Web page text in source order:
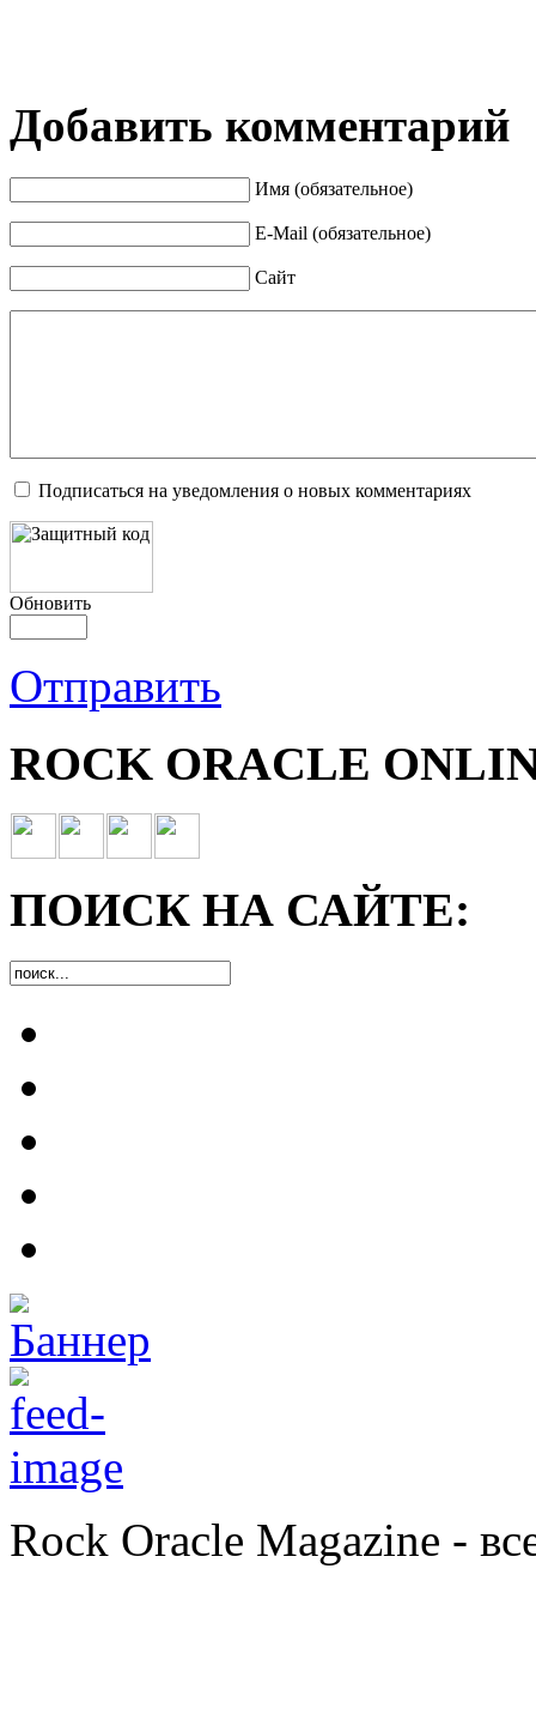
Добавить комментарий
Имя (обязательное)
E-Mail (обязательное)
Сайт
Подписаться на уведомления о новых комментариях
Обновить
Отправить
ROCK ORACLE
ПОИСК НА САЙТЕ:
Rock Oracle Magazine -